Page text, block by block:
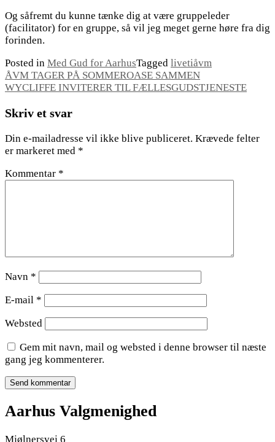
Og såfremt du kunne tænke dig at være gruppeleder
(facilitator) for en gruppe, så vil jeg meget gerne høre fra dig
forinden.
Posted in Med Gud for AarhusTagged livetiåvm
Indlægsnavigation
ÅVM TAGER PÅ SOMMEROASE SAMMEN
WYCLIFFE INVITERER TIL FÆLLESGUDSTJENESTE
Skriv et svar
Din e-mailadresse vil ikke blive publiceret. Krævede felter
er markeret med *
Kommentar *
Navn *
E-mail *
Websted
Gem mit navn, mail og websted i denne browser til næste
gang jeg kommenterer.
Aarhus Valgmenighed
Mjølnersvej 6